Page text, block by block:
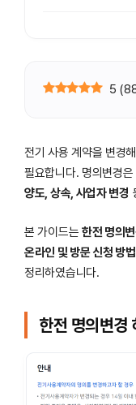
5 (
전기 사용 계약을 변경
필요합니다. 명의변경은
양도, 상속, 사업자 변경
본 가이드는 한전 명의
온라인 및 방문 신청 방
정리하였습니다.
한전 명의변경